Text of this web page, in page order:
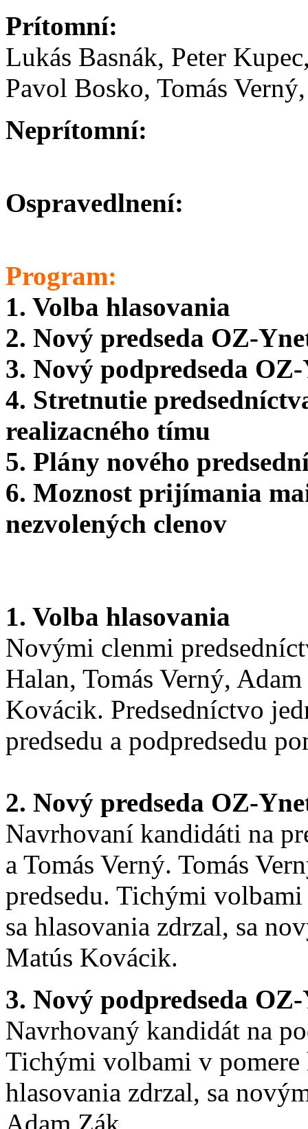
Prítomní:
Lukás Basnák, Peter
Pavol Bosko, Tomás
Neprítomní:
Ospravedlnení:
Program:
1. Volba hlasovania
2. Nový predseda OZ-
3. Nový podpredseda
4. Stretnutie
realizacného tímu
5. Plány nového
6. Moznost prijímania
nezvolených clenov
1. Volba hlasovania
Novými clenmi
Halan, Tomás Verný,
Kovácik. Predsedníctvo
predsedu a podpredsedu
2. Nový predseda OZ-
Navrhovaní kandidáti na
a Tomás Verný. Tomás
predsedu. Tichými
sa hlasovania zdrzal, sa
Matús Kovácik.
3. Nový podpredseda
Navrhovaný kandidát na
Tichými volbami v pomere
hlasovania zdrzal, sa